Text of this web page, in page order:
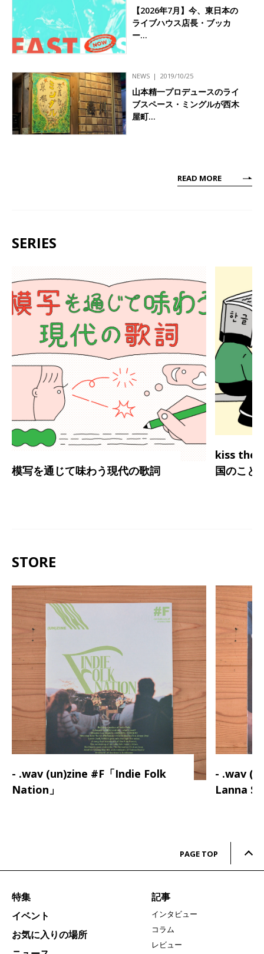
【2026年7月】今、東日本の
ライブハウス店長・ブッカ
ー…
NEWS 2019/10/25
山本精一プロデュースのライ
ブスペース・ミングルが西木
屋町…
READ MORE
SERIES
模写を通じて味わう現代の歌詞
kiss the
国のこと
STORE
- .wav (un)zine #F「Indie Folk
Nation」
- .wav
Lanna
PAGE TOP
特集
イベント
お気に入りの場所
記事
インタビュー
コラム
レビュー